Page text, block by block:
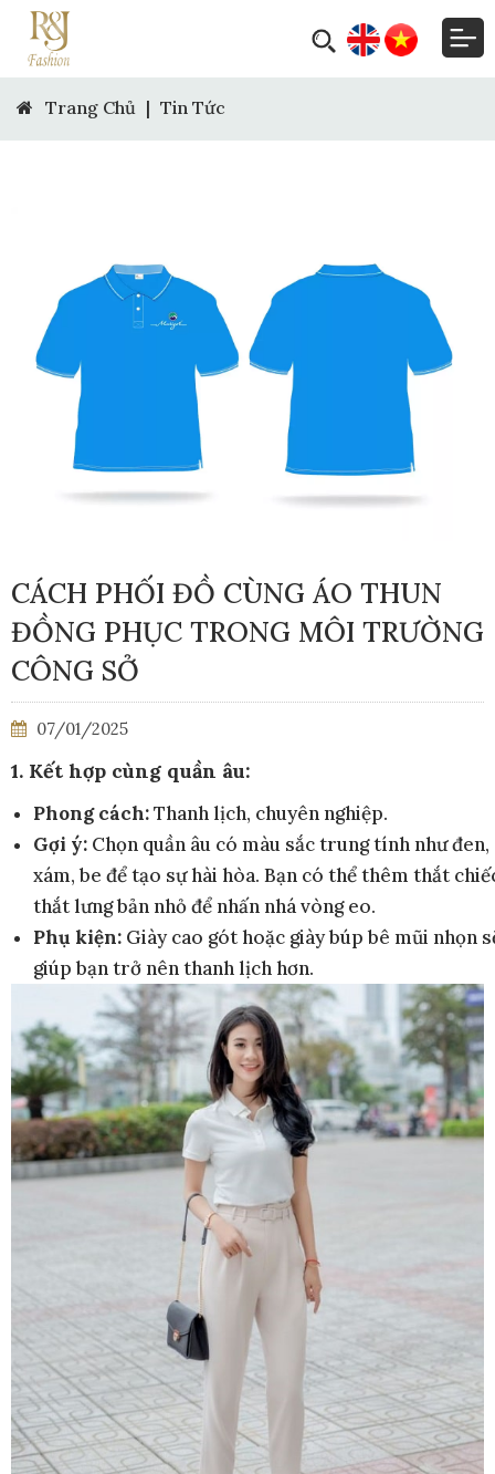
Trang Chủ | Tin Tức
CÁCH PHỐI ĐỒ CÙNG ÁO THUN
ĐỒNG PHỤC TRONG MÔI TRƯỜNG
CÔNG SỞ
07/01/2025
1. Kết hợp cùng quần âu:
Phong cách:Thanh lịch, chuyên nghiệp.
Gợi ý: Chọn quần âu có màu sắc trung tính như đen,
xám, be để tạo sự hài hòa. Bạn có thể thêm thắt
thắt lưng bản nhỏ để nhấn nhá vòng eo.
Phụ kiện: Giày cao gót hoặc giày búp bê mũi nhọn
giúp bạn trở nên thanh lịch hơn.